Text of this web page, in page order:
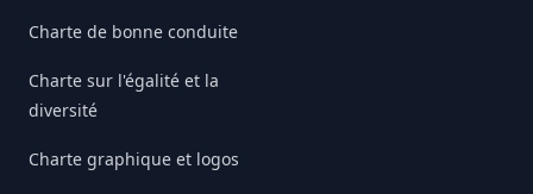
Charte de bonne conduite
Charte sur l'égalité et la
diversité
Charte graphique et logos